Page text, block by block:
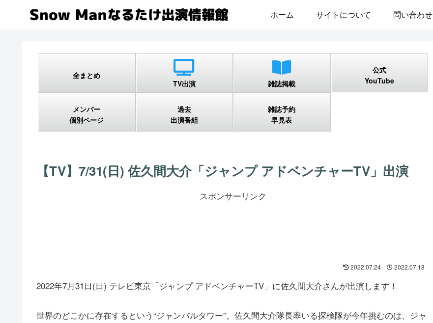
ホーム サイトについて 問い合わせ
全まとめ
TV出演
雑誌掲載
公式
YouTube
メンバー
個別ページ
過去
出演番組
雑誌予約
早見表
【TV】7/31(日) 佐久間大介「ジャンプ アドベンチャーTV」出演
スポンサーリンク
2022.07.24 2022.07.18
2022年7月31日(日) テレビ東京「ジャンプ アドベンチャーTV」に佐久間大介さんが出演します！
世界のどこかに存在するという“ジャンバルタワー”。佐久間大介隊長率いる探検隊が今年挑むのは、ジャ